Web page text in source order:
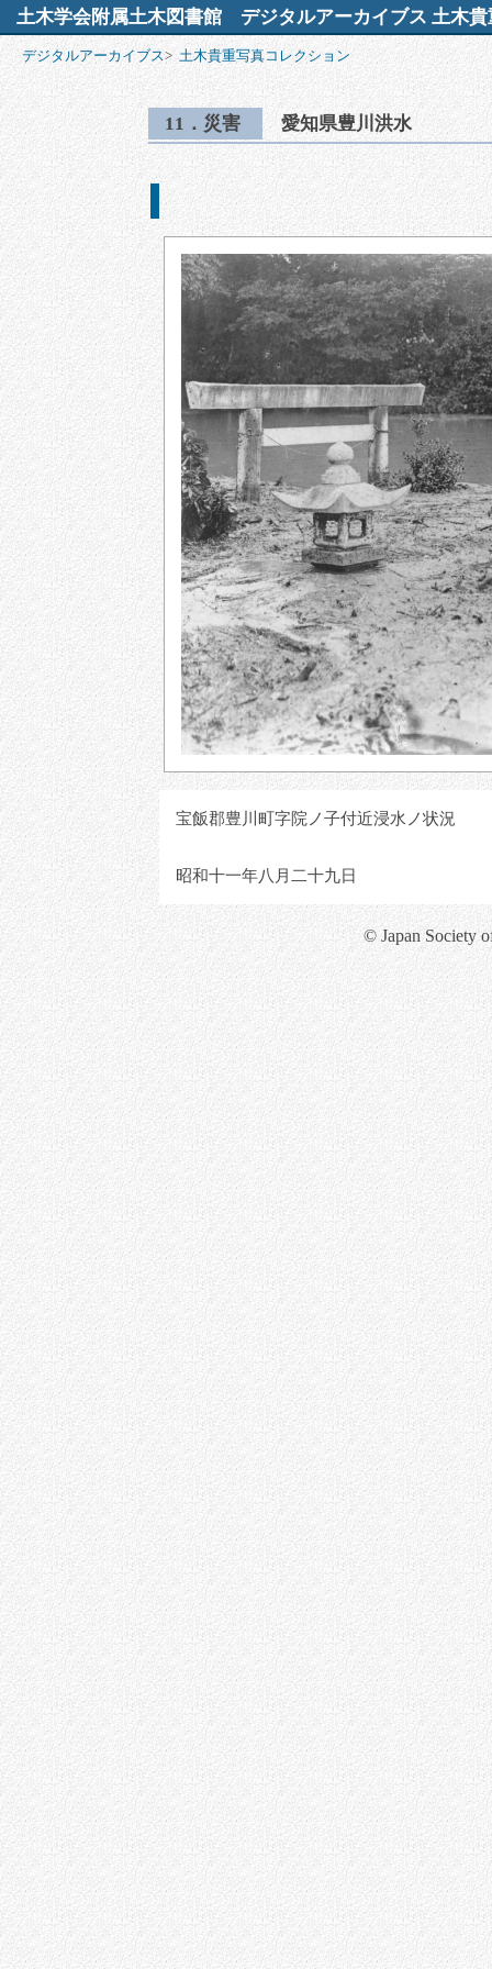
土木学会附属土木図書館 デジタルアーカイブス 土木貴
デジタルアーカイブス> 土木貴重写真コレクション
11．災害 愛知県豊川洪水
宝飯郡豊川町字院ノ子付近浸水ノ状況
昭和十一年八月二十九日
© Japan Society